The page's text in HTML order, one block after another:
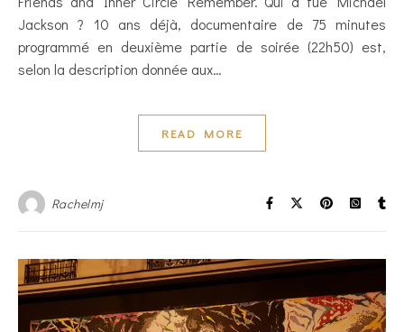
Jackson ? 10 ans déjà, documentaire de 75 minutes
programmé en deuxième partie de soirée (22h50) est,
selon la description donnée aux…
READ MORE
Rachelmj